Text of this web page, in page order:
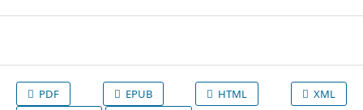
PDF EPUB HTML
XML